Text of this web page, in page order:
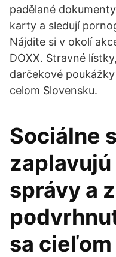
padělané
karty a sledují
Nájdite si v okolí
DOXX. Stravné
darčekové
celom Slovensku.
Sociálne
správy a
sa